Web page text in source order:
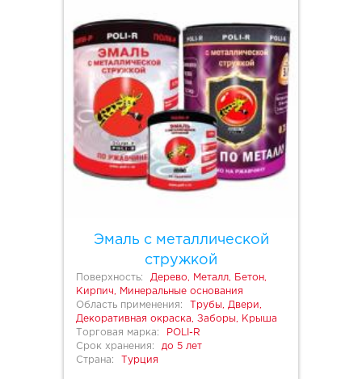
Эмаль с металлической
стружкой
Поверхность:
Дерево, Металл, Бетон,
Кирпич, Минеральные основания
Область применения:
Трубы, Двери,
Декоративная окраска, Заборы, Крыша
Торговая марка:
POLI-R
Срок хранения:
до 5 лет
Страна:
Турция